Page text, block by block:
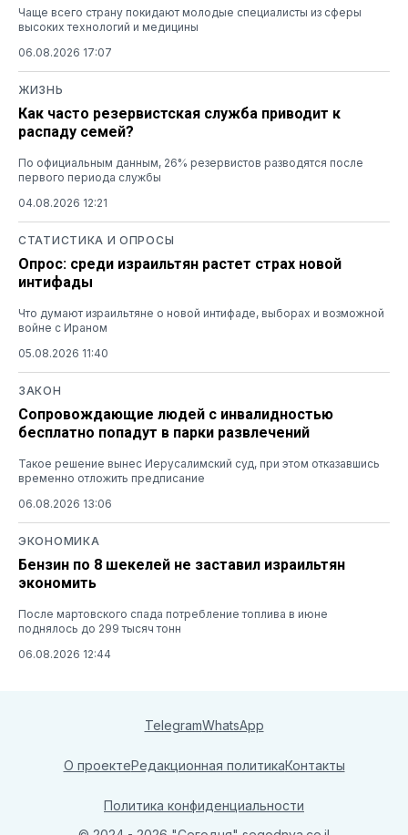
Чаще всего страну покидают молодые специалисты из сферы
высоких технологий и медицины
06.08.2026 17:07
ЖИЗНЬ
Как часто резервистская служба приводит к
распаду семей?
По официальным данным, 26% резервистов разводятся после
первого периода службы
04.08.2026 12:21
СТАТИСТИКА И ОПРОСЫ
Опрос: среди израильтян растет страх новой
интифады
Что думают израильтяне о новой интифаде, выборах и возможной
войне с Ираном
05.08.2026 11:40
ЗАКОН
Сопровождающие людей с инвалидностью
бесплатно попадут в парки развлечений
Такое решение вынес Иерусалимский суд, при этом отказавшись
временно отложить предписание
06.08.2026 13:06
ЭКОНОМИКА
Бензин по 8 шекелей не заставил израильтян
экономить
После мартовского спада потребление топлива в июне
поднялось до 299 тысяч тонн
06.08.2026 12:44
TelegramWhatsApp
О проектеРедакционная политикаКонтакты
Политика конфиденциальности